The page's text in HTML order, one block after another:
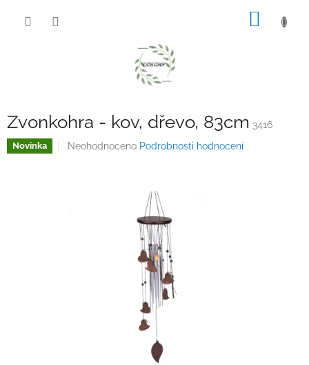
Zvonkohra - kov, dřevo, 83cm 3416
Novinka
Průměrné
Neohodnoceno Podrobnosti hodnocení